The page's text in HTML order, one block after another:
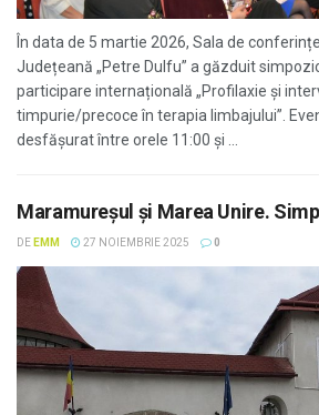
În data de 5 martie 2026, Sala de
Județeană „Petre Dulfu” a găzduit
participare internațională „Profilaxie și
timpurie/precoce în terapia limbajului”.
desfășurat între orele 11:00 și ...
Maramureșul și Marea Unire.
DE EMM 27 NOIEMBRIE 2025 0